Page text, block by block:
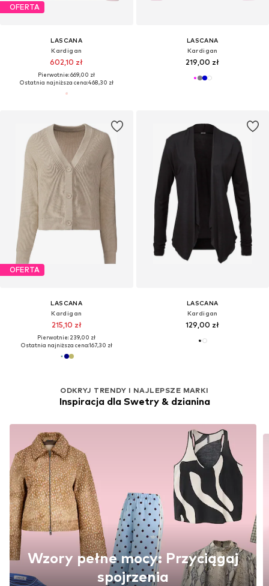
OFERTA
LASCANA
Kardigan
602,10 zł
Pierwotnie: 669,00 zł
Ostatnia najniższa cena:468,30 zł
LASCANA
Kardigan
219,00 zł
OFERTA
LASCANA
Kardigan
215,10 zł
Pierwotnie: 239,00 zł
Ostatnia najniższa cena:167,30 zł
LASCANA
Kardigan
129,00 zł
ODKRYJ TRENDY I NAJLEPSZE MARKI
Inspiracja dla Swetry & dzianina
Wzory pełne mocy: Przyciągaj
spojrzenia